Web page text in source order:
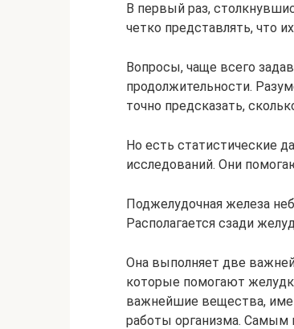
В первый раз,
четко представлять, что
Вопросы, чаще всего
продолжительности.
точно предсказать,
Но есть статистические
исследований. Они
Поджелудочная железа
Располагается сзади
Она выполняет две
которые помогают
важнейшие вещества,
работы организма. Самым